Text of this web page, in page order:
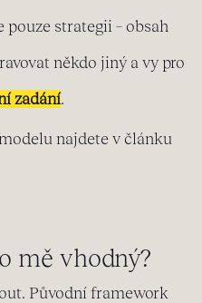
strategii – obsah
někdo jiný a vy pro
zadání.
najdete v článku
mě vhodný?
Původní framework